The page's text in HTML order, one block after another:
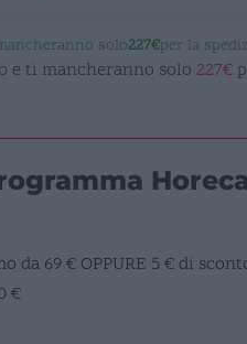
solo227€per la
e ti mancheranno solo 227€
da 69 € OPPURE 5 € di
€